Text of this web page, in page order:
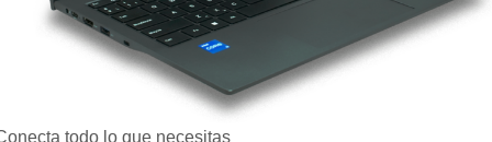
todo lo que necesitas